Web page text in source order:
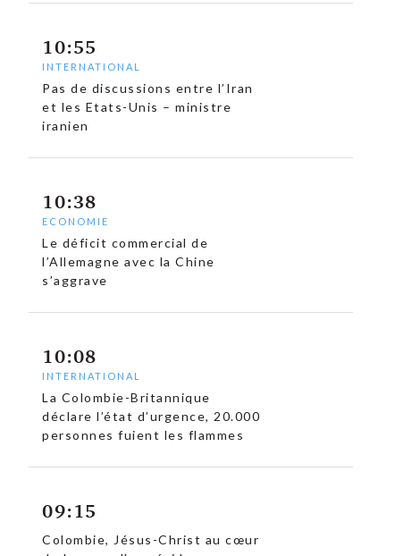
10:55
INTERNATIONAL
Pas de discussions entre l’Iran
et les Etats-Unis – ministre
iranien
10:38
ECONOMIE
Le déficit commercial de
l’Allemagne avec la Chine
s’aggrave
10:08
INTERNATIONAL
La Colombie-Britannique
déclare l’état d’urgence, 20.000
personnes fuient les flammes
09:15
Colombie, Jésus-Christ au cœur